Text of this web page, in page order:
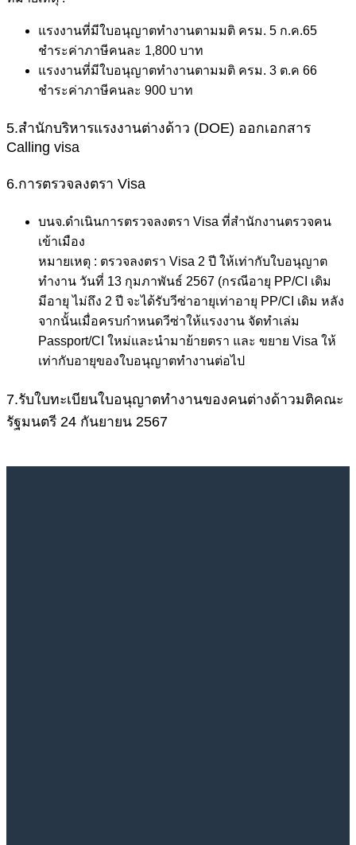
แรงงานที่มีใบอนุญาตทำงานตามมติ ครม. 5 ก.ค.65
ชำระค่าภาษีคนละ 1,800 บาท
แรงงานที่มีใบอนุญาตทำงานตามมติ ครม. 3 ต.ค 66
ชำระค่าภาษีคนละ 900 บาท
5.สำนักบริหารแรงงานต่างด้าว (DOE) ออกเอกสาร
Calling visa
6.การตรวจลงตรา Visa
บนจ.ดำเนินการตรวจลงตรา Visa ที่สำนักงานตรวจคน
เข้าเมือง
หมายเหตุ : ตรวจลงตรา Visa 2 ปี ให้เท่ากับใบอนุญาต
ทำงาน วันที่ 13 กุมภาพันธ์ 2567 (กรณีอายุ PP/CI เดิม
มีอายุ ไม่ถึง 2 ปี จะได้รับวีซ่าอายุเท่าอายุ PP/CI เดิม หลัง
จากนั้นเมื่อครบกำหนดวีซ่าให้แรงงาน จัดทำเล่ม
Passport/CI ใหม่และนำมาย้ายตรา และ ขยาย Visa ให้
เท่ากับอายุของใบอนุญาตทำงานต่อไป
7.รับใบทะเบียนใบอนุญาตทำงานของคนต่างด้าวมติคณะ
รัฐมนตรี 24 กันยายน 2567